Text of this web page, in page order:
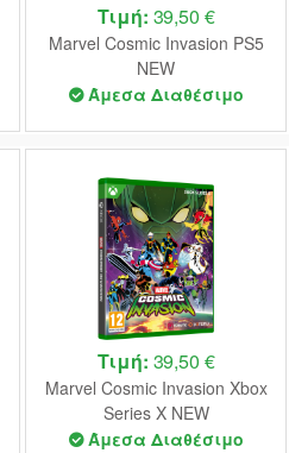
Τιμή: 39,50 €
Marvel Cosmic Invasion PS5
NEW
Άμεσα Διαθέσιμο
Τιμή: 39,50 €
Marvel Cosmic Invasion Xbox
Series X NEW
Άμεσα Διαθέσιμο